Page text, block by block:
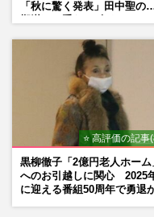
「秋に驚く発表」田中聖の
⭐ 高評価の記事
黒柳徹子「2億円老人ホーム
へのお引越しに関心 2025
に迎える番組50周年で勇退